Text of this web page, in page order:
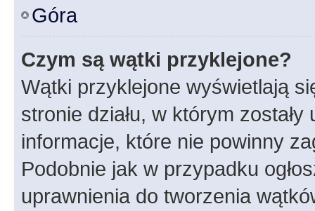
Góra
Czym są wątki przyklejone?
Wątki przyklejone wyświetlają
stronie działu, w którym
informacje, które nie powinny
Podobnie jak w przypadku
uprawnienia do tworzenia